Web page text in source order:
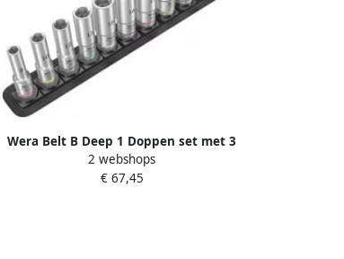
Wera Belt B Deep 1 Doppen set met 3
8" -aandrijving 05004545001
2 webshops
€ 67,45